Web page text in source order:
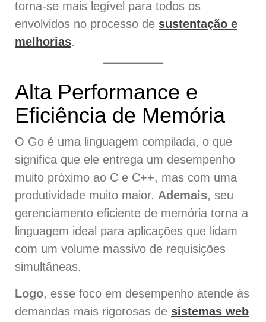
torna-se mais legível para todos os
envolvidos no processo de sustentação e
melhorias.
Alta Performance e
Eficiência de Memória
O Go é uma linguagem compilada, o que
significa que ele entrega um desempenho
muito próximo ao C e C++, mas com uma
produtividade muito maior. Ademais, seu
gerenciamento eficiente de memória torna a
linguagem ideal para aplicações que lidam
com um volume massivo de requisições
simultâneas.
Logo, esse foco em desempenho atende às
demandas mais rigorosas de sistemas web